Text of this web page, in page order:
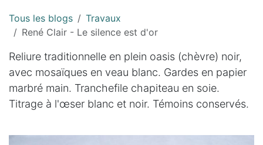
Tous les blogs
Travaux
René Clair - Le silence est d'or
Reliure traditionnelle en plein oasis (chèvre) noir,
avec mosaïques en veau blanc. Gardes en papier
marbré main. Tranchefile chapiteau en soie.
Titrage à l'œser blanc et noir. Témoins conservés.